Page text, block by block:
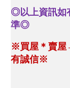
◎以上資訊如
準◎
※買屋＊賣
有誠信※